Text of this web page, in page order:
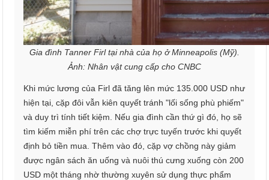
Gia đình Tanner Firl tại nhà của họ ở Minneapolis (Mỹ).
Ảnh: Nhân vật cung cấp cho CNBC
Khi mức lương của Firl đã tăng lên mức 135.000 USD như
hiện tại, cặp đôi vẫn kiên quyết tránh "lối sống phù phiếm"
và duy trì tính tiết kiệm. Nếu gia đình cần thứ gì đó, họ sẽ
tìm kiếm miễn phí trên các chợ trực tuyến trước khi quyết
định bỏ tiền mua. Thêm vào đó, cặp vợ chồng này giảm
được ngân sách ăn uống và nuôi thú cưng xuống còn 200
USD một tháng nhờ thường xuyên sử dụng thực phẩm